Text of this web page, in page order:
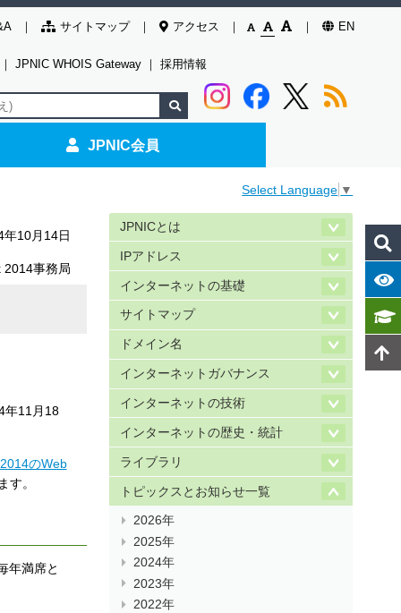
サイトマップ アクセス EN
｜ JPNIC WHOIS Gateway ｜ 採用情報
JPNIC会員
Select Language ▼
年10月14日
2014事務局
年11月18
のWeb
。
年満席と
JPNICとは
IPアドレス
インターネットの基礎
サイトマップ
ドメイン名
インターネットガバナンス
インターネットの技術
インターネットの歴史・統計
ライブラリ
トピックスとお知らせ一覧
2026年
2025年
2024年
2023年
2022年